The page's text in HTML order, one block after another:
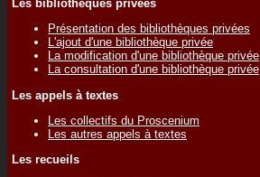
Les bibliothèques privées
Présentation des bibliothèques privées
L'ajout d'une bibliothèque privée
La modification d'une bibliothèque privée
La consultation d'une bibliothèque privée
Les appels à textes
Les collectifs du Proscenium
Les autres appels à textes
Les recueils